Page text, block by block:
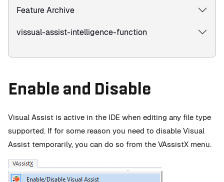
Feature Archive
vissual-assist-intelligence-function
Enable and Disable
Visual Assist is active in the IDE when editing any file type
supported. If for some reason you need to disable Visual
Assist temporarily, you can do so from the VAssistX menu.